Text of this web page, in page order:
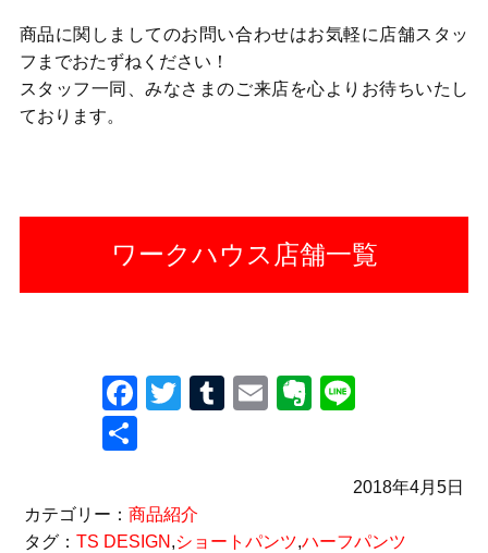
商品に関しましてのお問い合わせはお気軽に店舗スタッ
フまでおたずねください！
スタッフ一同、みなさまのご来店を心よりお待ちいたし
ております。
ワークハウス店舗一覧
Facebook
Twitter
Tumblr
EmailEvernote
2018年4月5日
カテゴリー：商品紹介
タグ：TS DESIGN ,ショートパンツ,ハーフパンツ